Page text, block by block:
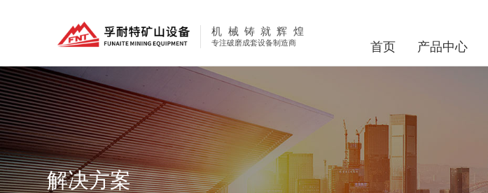
机械铸就辉煌
专注破磨成套设备制造商 首页 产品中心
解决方案